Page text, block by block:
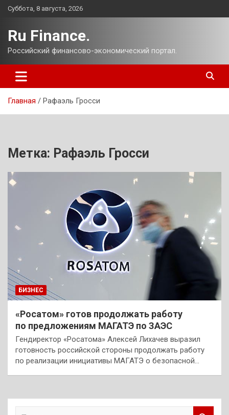
Перейти
Суббота, 8 августа, 2026
Ru Finance.
Российский финансово-экономический портал.
Главная Рафаэль Гросси
Метка: Рафаэль Гросси
БИЗНЕС
«Росатом» готов продолжать работу
по предложениям МАГАТЭ по ЗАЭС
Гендиректор «Росатома» Алексей Лихачев выразил
готовность российской стороны продолжать работу
по реализации инициативы МАГАТЭ о безопасной…